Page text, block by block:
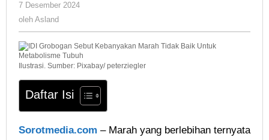
7 Desember 2024
oleh Asland
Ilustrasi. Sumber: Pixabay/ peterziegler
Daftar Isi
Sorotmedia.com – Marah yang berlebihan ternyata